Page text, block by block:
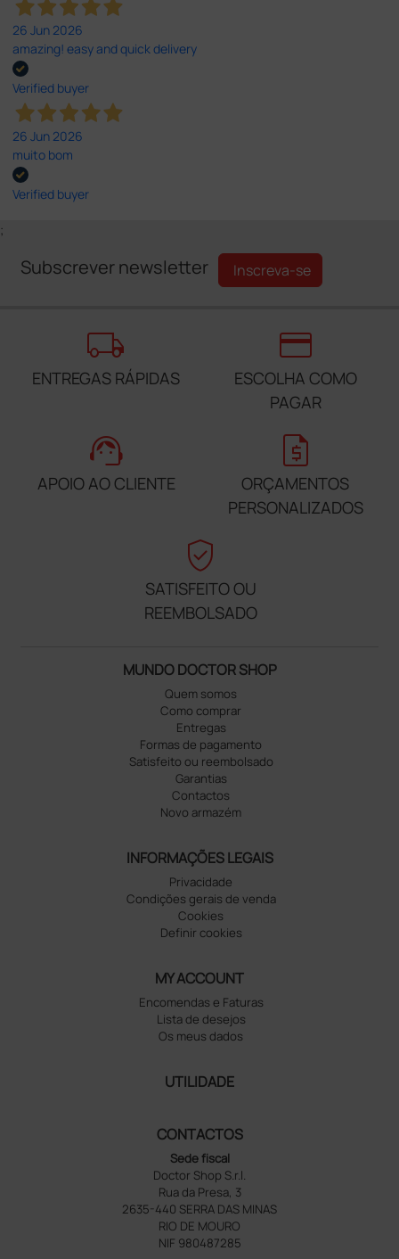
26 Jun 2026
amazing! easy and quick delivery
Verified buyer
26 Jun 2026
muito bom
Verified buyer
;
Subscrever newsletter Inscreva-se
local_shipping
ENTREGAS RÁPIDAS
credit_card
ESCOLHA COMO
PAGAR
support_agent
APOIO AO CLIENTE
request_quote
ORÇAMENTOS
PERSONALIZADOS
verified_user
SATISFEITO OU
REEMBOLSADO
MUNDO DOCTOR SHOP
Quem somos
Como comprar
Entregas
Formas de pagamento
Satisfeito ou reembolsado
Garantias
Contactos
Novo armazém
INFORMAÇÕES LEGAIS
Privacidade
Condições gerais de venda
Cookies
Definir cookies
MY ACCOUNT
Encomendas e Faturas
Lista de desejos
Os meus dados
UTILIDADE
CONTACTOS
Sede fiscal
Doctor Shop S.r.l.
Rua da Presa, 3
2635-440 SERRA DAS MINAS
RIO DE MOURO
NIF 980487285